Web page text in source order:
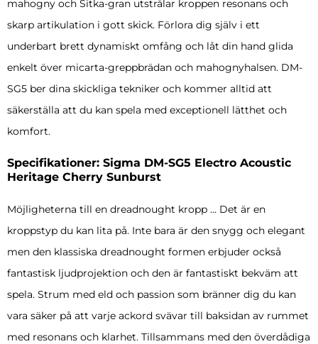
mahogny och Sitka-gran utstrålar kroppen resonans och
skarp artikulation i gott skick. Förlora dig själv i ett
underbart brett dynamiskt omfång och låt din hand glida
enkelt över micarta-greppbrädan och mahognyhalsen. DM-
SG5 ber dina skickliga tekniker och kommer alltid att
säkerställa att du kan spela med exceptionell lätthet och
komfort.
Specifikationer: Sigma DM-SG5 Electro Acoustic
Heritage Cherry Sunburst
Möjligheterna till en dreadnought kropp … Det är en
kroppstyp du kan lita på. Inte bara är den snygg och elegant
men den klassiska dreadnought formen erbjuder också
fantastisk ljudprojektion och den är fantastiskt bekväm att
spela. Strum med eld och passion som bränner dig du kan
vara säker på att varje ackord svävar till baksidan av rummet
med resonans och klarhet. Tillsammans med den överdådiga